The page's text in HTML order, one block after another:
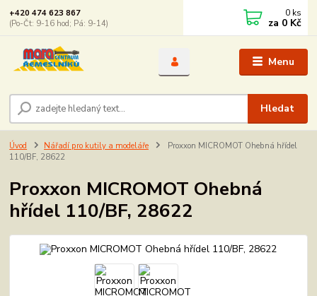
Menu
Hledat
+420 474 623 867
(Po-Čt: 9-16 hod; Pá: 9-14)
0 ks
za 0 Kč
Úvod Nářadí pro kutily a modeláře
Proxxon MICROMOT Ohebná hřídel
110/BF, 28622
Proxxon MICROMOT Ohebná
hřídel 110/BF, 28622